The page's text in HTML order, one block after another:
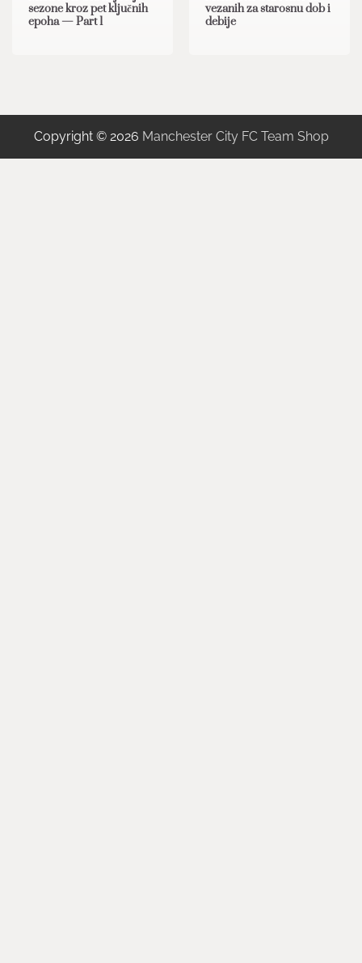
sezone kroz pet ključnih
epoha — Part 1
vezanih za starosnu dob i
debije
Copyright © 2026 Manchester City FC Team Shop